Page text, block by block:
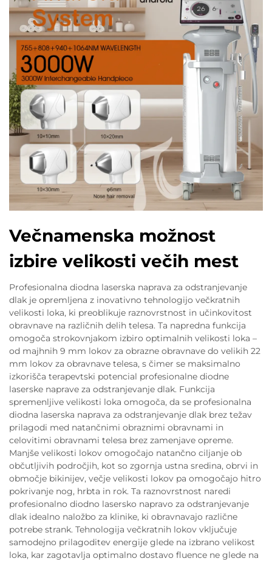
Večnamenska možnost
izbire velikosti večih mest
Profesionalna diodna laserska naprava za odstranjevanje
dlak je opremljena z inovativno tehnologijo večkratnih
velikosti loka, ki preoblikuje raznovrstnost in učinkovitost
obravnave na različnih delih telesa. Ta napredna funkcija
omogoča strokovnjakom izbiro optimalnih velikosti loka –
od majhnih 9 mm lokov za obrazne obravnave do velikih 22
mm lokov za obravnave telesa, s čimer se maksimalno
izkorišča terapevtski potencial profesionalne diodne
laserske naprave za odstranjevanje dlak. Funkcija
spremenljive velikosti loka omogoča, da se profesionalna
diodna laserska naprava za odstranjevanje dlak brez težav
prilagodi med natančnimi obraznimi obravnami in
celovitimi obravnami telesa brez zamenjave opreme.
Manjše velikosti lokov omogočajo natančno ciljanje ob
občutljivih področjih, kot so zgornja ustna sredina, obrvi in
območje bikinijev, večje velikosti lokov pa omogočajo hitro
pokrivanje nog, hrbta in rok. Ta raznovrstnost naredi
profesionalno diodno lasersko napravo za odstranjevanje
dlak idealno naložbo za klinike, ki obravnavajo različne
potrebe strank. Tehnologija večkratnih lokov vključuje
samodejno prilagoditev energije glede na izbrano velikost
loka, kar zagotavlja optimalno dostavo fluence ne glede na